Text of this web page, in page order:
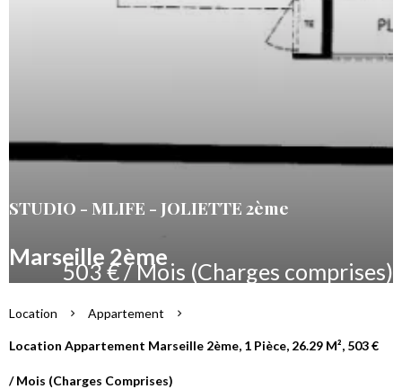
STUDIO - MLIFE - JOLIETTE 2ème
Marseille 2ème
503 € / Mois (Charges comprises)
Location Appartement
Location Appartement Marseille 2ème, 1 Pièce, 26.29 M², 503 €
/ Mois (Charges Comprises)